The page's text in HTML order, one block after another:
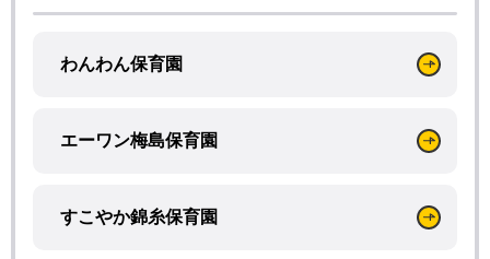
わんわん保育園
エーワン梅島保育園
すこやか錦糸保育園